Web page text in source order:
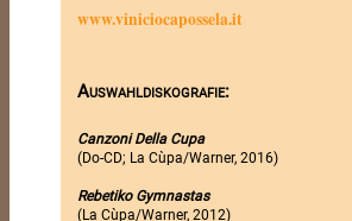
www.viniciocapossela.it
Auswahldiskografie:
Canzoni Della Cupa
(Do-CD; La Cùpa/Warner, 2016)
Rebetiko Gymnastas
(La Cùpa/Warner, 2012)